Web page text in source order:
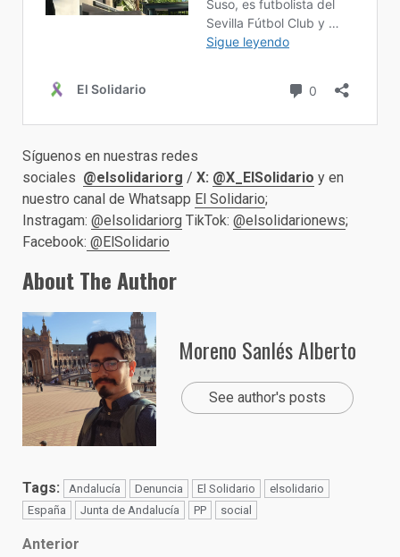
Síguenos en nuestras redes
sociales @elsolidariorg / X: @X_ElSolidario y en
nuestro canal de Whatsapp El Solidario;
Instragam: @elsolidariorg TikTok: @elsolidarionews;
Facebook: @ElSolidario
About The Author
Moreno Sanlés Alberto
See author's posts
Tags: Andalucía Denuncia El Solidario
elsolidario
España
Junta de Andalucía PP social
Anterior